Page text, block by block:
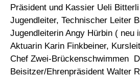
Präsident und Kassier Ueli
Jugendleiter, Technischer Leiter
Jugendleiterin Angy Hürbin ( neu
Aktuarin Karin Finkbeiner,
Chef Zwei-Brückenschwimmen
Beisitzer/Ehrenpräsident Walter